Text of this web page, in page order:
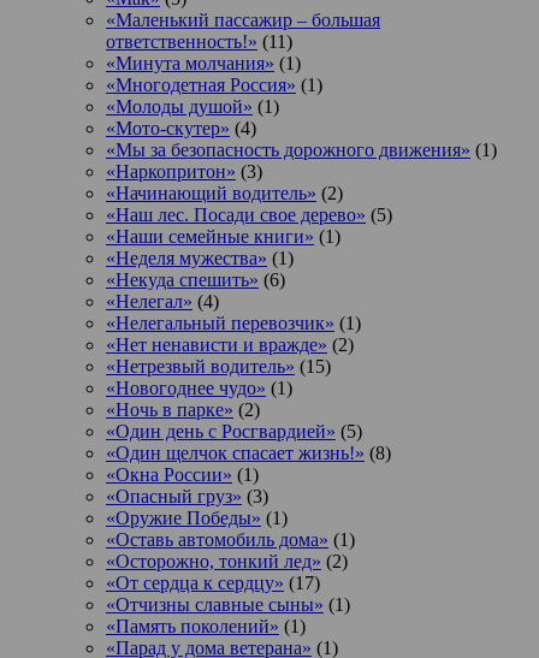
«Маленький пассажир – большая
ответственность!» (11)
«Минута молчания» (1)
«Многодетная Россия» (1)
«Молоды душой» (1)
«Мото-скутер» (4)
«Мы за безопасность дорожного движения» (1)
«Наркопритон» (3)
«Начинающий водитель» (2)
«Наш лес. Посади свое дерево» (5)
«Наши семейные книги» (1)
«Неделя мужества» (1)
«Некуда спешить» (6)
«Нелегал» (4)
«Нелегальный перевозчик» (1)
«Нет ненависти и вражде» (2)
«Нетрезвый водитель» (15)
«Новогоднее чудо» (1)
«Ночь в парке» (2)
«Один день с Росгвардией» (5)
«Один щелчок спасает жизнь!» (8)
«Окна России» (1)
«Опасный груз» (3)
«Оружие Победы» (1)
«Оставь автомобиль дома» (1)
«Осторожно, тонкий лед» (2)
«От сердца к сердцу» (17)
«Отчизны славные сыны» (1)
«Память поколений» (1)
«Парад у дома ветерана» (1)